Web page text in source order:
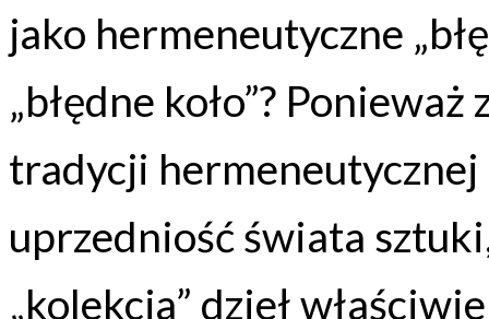
jako hermeneutyczne
„błędne koło”?
tradycji
uprzedniość świata
„kolekcja” dzieł